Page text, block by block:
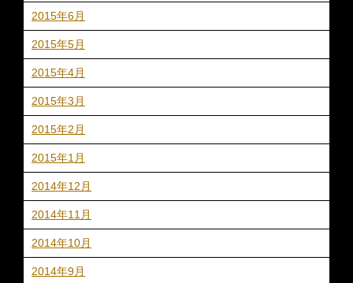
2015年6月
2015年5月
2015年4月
2015年3月
2015年2月
2015年1月
2014年12月
2014年11月
2014年10月
2014年9月